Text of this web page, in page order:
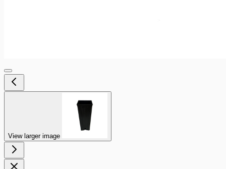
View larger image